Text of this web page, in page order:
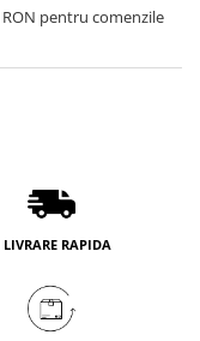
RON pentru comenzile
LIVRARE RAPIDA